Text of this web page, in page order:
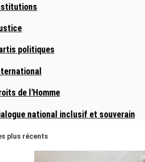
politiques
de l'Homme
national inclusif et souverain
plus récents